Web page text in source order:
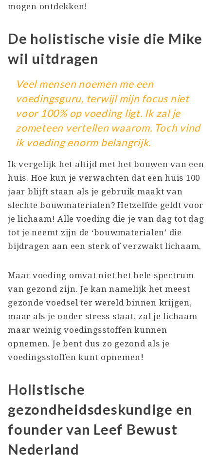
mogen ontdekken!
De holistische visie die Mike
wil uitdragen
Veel mensen noemen me een
voedingsguru, terwijl mijn focus niet
voor 100% op voeding ligt. Ik zal je
zometeen vertellen waarom. Toch vind
ik voeding enorm belangrijk.
Ik vergelijk het altijd met het bouwen van een
huis. Hoe kun je verwachten dat een huis 100
jaar blijft staan als je gebruik maakt van
slechte bouwmaterialen? Hetzelfde geldt voor
je lichaam! Alle voeding die je van dag tot dag
tot je neemt zijn de ‘bouwmaterialen’ die
bijdragen aan een sterk of verzwakt lichaam.
Maar voeding omvat niet het hele spectrum
van gezond zijn. Je kan namelijk het meest
gezonde voedsel ter wereld binnen krijgen,
maar als je onder stress staat, zal je lichaam
maar weinig voedingsstoffen kunnen
opnemen. Je bent dus zo gezond als je
voedingsstoffen kunt opnemen!
Holistische
gezondheidsdeskundige en
founder van Leef Bewust
Nederland